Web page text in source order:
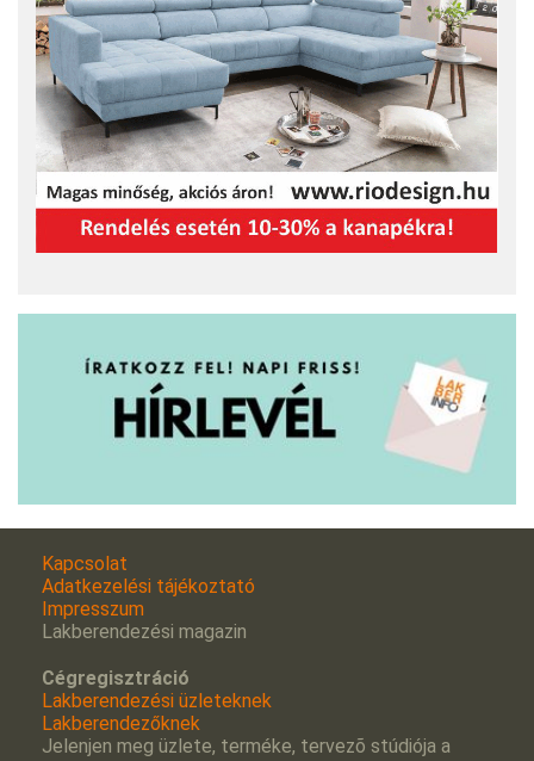
Kapcsolat
Adatkezelési tájékoztató
Impresszum
Lakberendezési magazin
Cégregisztráció
Lakberendezési üzleteknek
Lakberendezőknek
Jelenjen meg üzlete, terméke, tervezõ stúdiója a